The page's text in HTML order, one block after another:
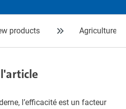
products Agriculture
l’efficacité est un facteur